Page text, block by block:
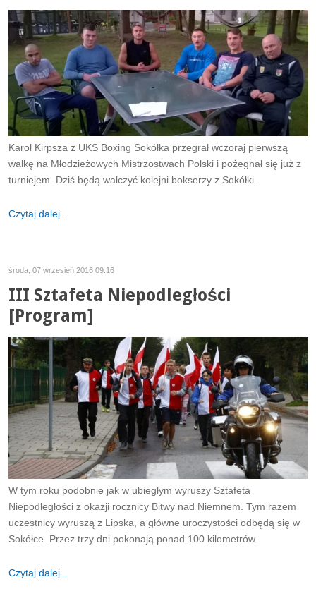
Karol Kirpsza z UKS Boxing Sokółka przegrał wczoraj pierwszą
walkę na Młodzieżowych Mistrzostwach Polski i pożegnał się już z
turniejem. Dziś będą walczyć kolejni bokserzy z Sokółki.
Czytaj dalej...
środa, 07 wrzesień 2016 09:16
III Sztafeta Niepodległości
[Program]
W tym roku podobnie jak w ubiegłym wyruszy Sztafeta
Niepodległości z okazji rocznicy Bitwy nad Niemnem. Tym razem
uczestnicy wyruszą z Lipska, a główne uroczystości odbędą się w
Sokółce. Przez trzy dni pokonają ponad 100 kilometrów.
Czytaj dalej...